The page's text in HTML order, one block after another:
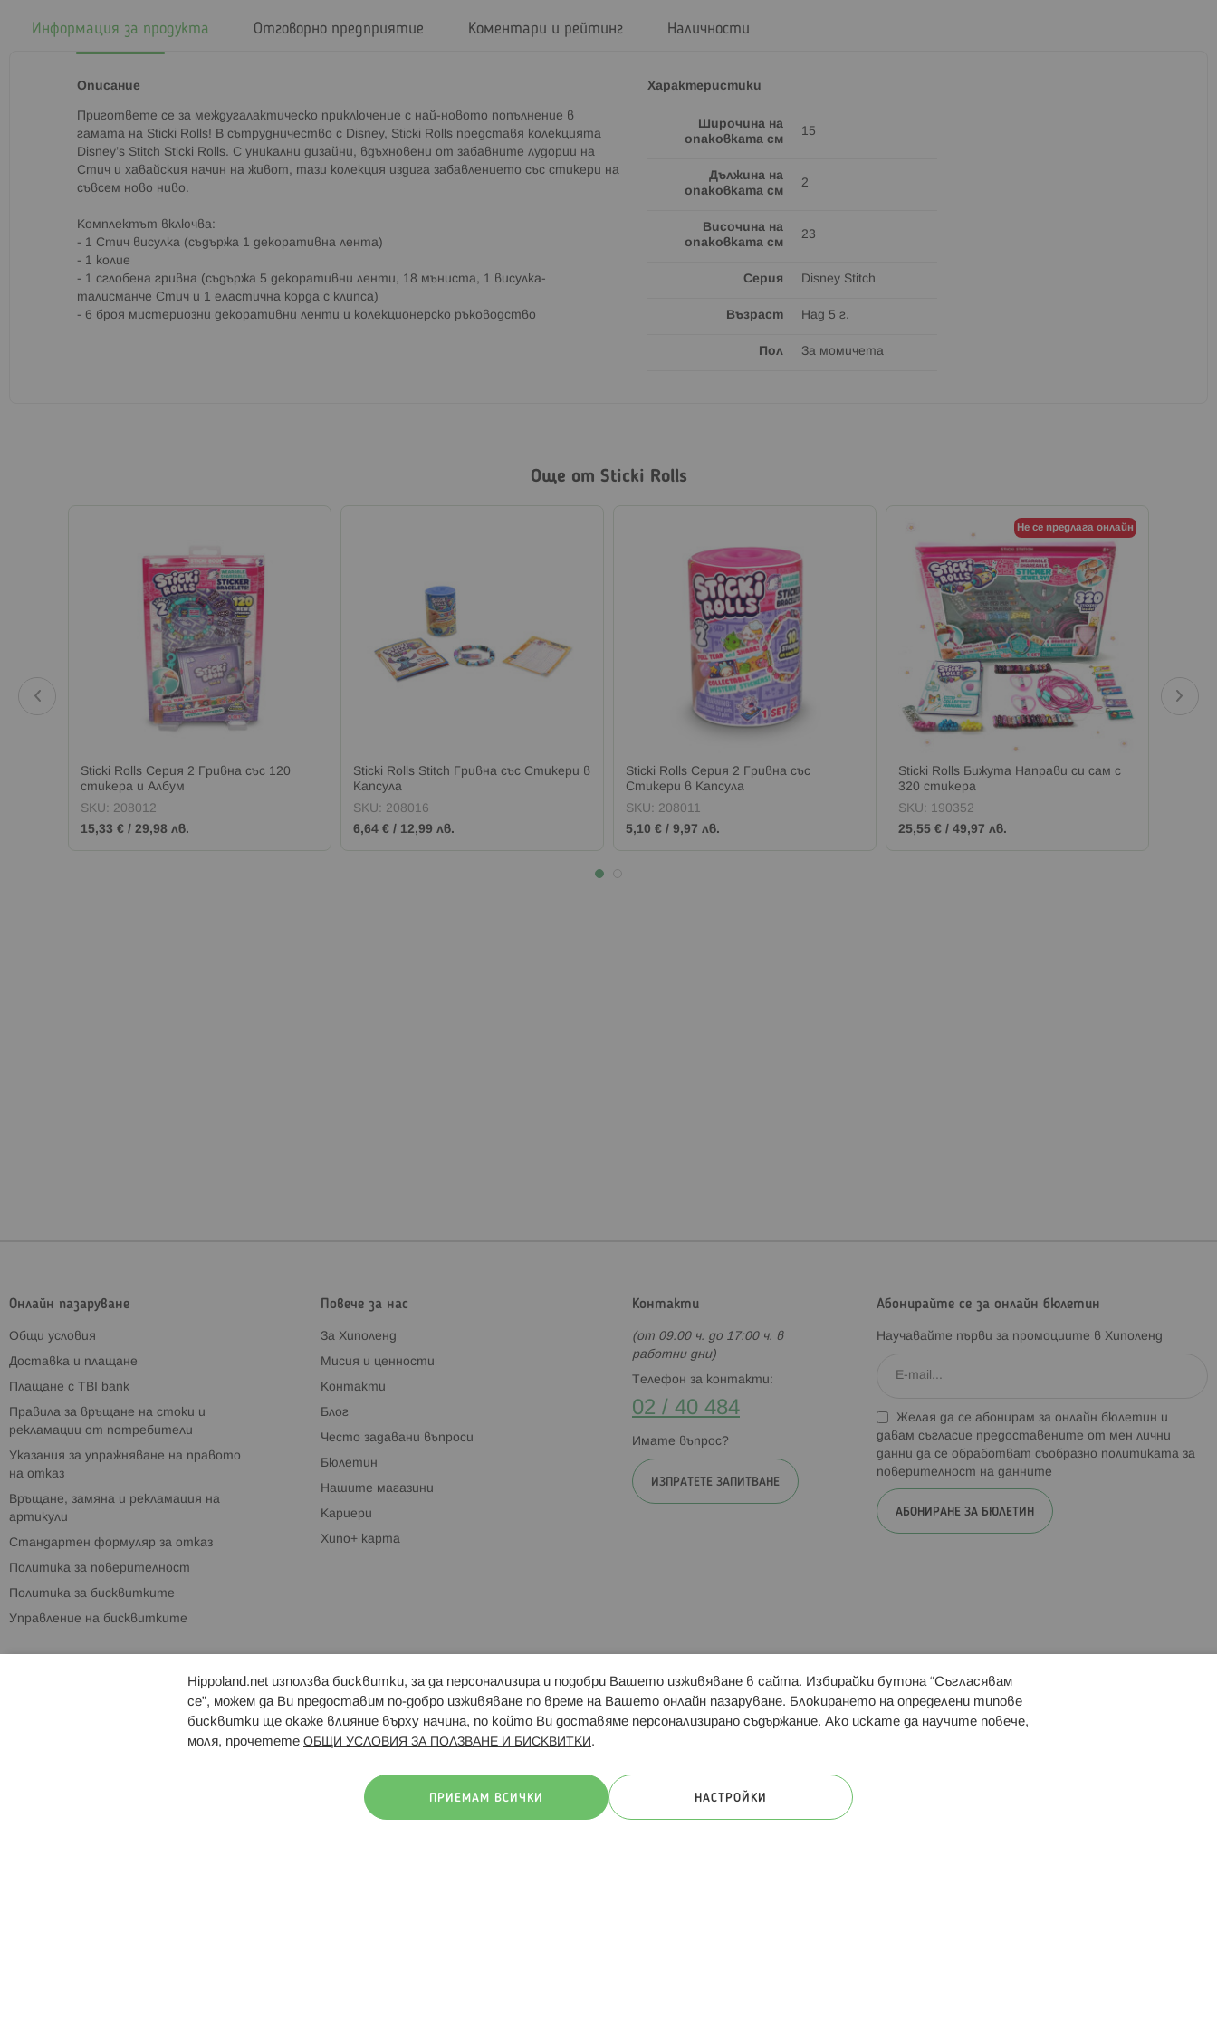
Информация за продукта
Описание
Пригответе се за междугалактическо приключение с най-новото попълнение в
гамата на Sticki Rolls! В сътрудничество с Disney, Sticki Rolls представя колекцията
Disney’s Stitch Sticki Rolls. С уникални дизайни, вдъхновени от забавните лудории на
Стич и хавайския начин на живот, тази колекция издига забавлението със стикери на
съвсем ново ниво.
Комплектът включва:
- 1 Стич висулка (съдържа 1 декоративна лента)
- 1 колие
- 1 сглобена гривна (съдържа 5 декоративни ленти, 18 мъниста, 1 висулка-
талисманче Стич и 1 еластична корда с клипса)
- 6 броя мистериозни декоративни ленти и колекционерско ръководство
Характеристики
Широчина на
опаковката см
15
Дължина на
опаковката см
2
Височина на
опаковката см
23
Серия Disney Stitch
Възраст Над 5 г.
Пол За момичета
Отговорно предприятие Коментари и рейтинг Наличности
Още от Sticki Rolls
Sticki Rolls Серия 2 Гривна със 120
стикера и Албум
SKU: 208012
15,33 € / 29,98 лв.
Sticki Rolls Stitch Гривна със Стикери в
Капсула
SKU: 208016
6,64 € / 12,99 лв.
Sticki Rolls Серия 2 Гривна със
Стикери в Капсула
SKU: 208011
5,10 € / 9,97 лв.
Не се предлага онлайн
Sticki Rolls Бижута Направи си сам с
320 стикера
SKU: 190352
25,55 € / 49,97 лв.
Онлайн пазаруване
Общи условия
Доставка и плащане
Плащане с TBI bank
Правила за връщане на стоки и
рекламации от потребители
Указания за упражняване на правото
на отказ
Връщане, замяна и рекламация на
артикули
Стандартен формуляр за отказ
Политика за поверителност
Политика за бисквитките
Управление на бисквитките
Повече за нас
За Хиполенд
Мисия и ценности
Контакти
Блог
Често задавани въпроси
Бюлетин
Нашите магазини
Кариери
Хипо+ карта
Контакти
(от 09:00 ч. до 17:00 ч. в
работни дни)
Телефон за контакти:
02 / 40 484
Имате въпрос?
ИЗПРАТЕТЕ ЗАПИТВАНЕ
Абонирайте се за онлайн бюлетин
Научавайте първи за промоциите в Хиполенд
Желая да се абонирам за онлайн бюлетин и
давам съгласие предоставените от мен лични
данни да се обработват съобразно политиката за
поверителност на данните
АБОНИРАНЕ ЗА БЮЛЕТИН
Брошури Магазини Свързани сайтове: Hippoland.ro Последвайте ни:
Hippoland.net използва бисквитки, за да персонализира и подобри Вашето изживяване в сайта. Избирайки бутона “Съгласявам
се”, можем да Ви предоставим по-добро изживяване по време на Вашето онлайн пазаруване. Блокирането на определени типове
бисквитки ще окаже влияние върху начина, по който Ви доставяме персонализирано съдържание. Ако искате да научите повече,
моля, прочетете ОБЩИ УСЛОВИЯ ЗА ПОЛЗВАНЕ И БИСКВИТКИ .
ПРИЕМАМ ВСИЧКИ НАСТРОЙКИ